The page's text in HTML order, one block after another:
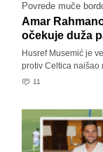
Povrede muče
Amar
očekuje duža
Husref Musemić je
protiv Celtica naišao
11